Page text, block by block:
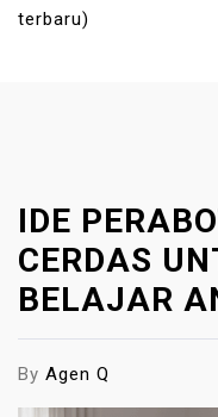
terbaru)
IDE
CERDAS
BELAJAR
By Agen Q